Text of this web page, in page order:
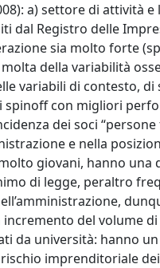
a) settore di attività
dal Registro delle
sia molto forte
della variabilità
variabili di contesto,
spinoff con migliori
dei soci “persone
e nella
giovani, hanno una
di legge, peraltro
del volume
da università: hanno
imprenditoriale